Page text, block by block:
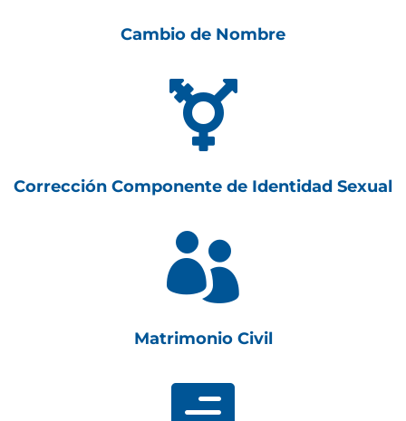
Cambio de Nombre

Corrección Componente de Identidad Sexual

Matrimonio Civil